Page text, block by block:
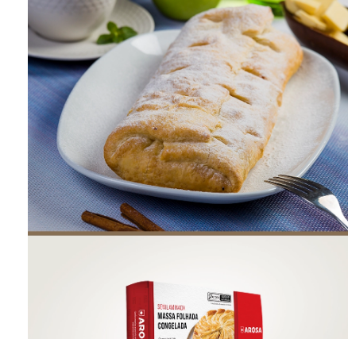
ONDE COMPRAR
FOOD SERVICE
INVERNO